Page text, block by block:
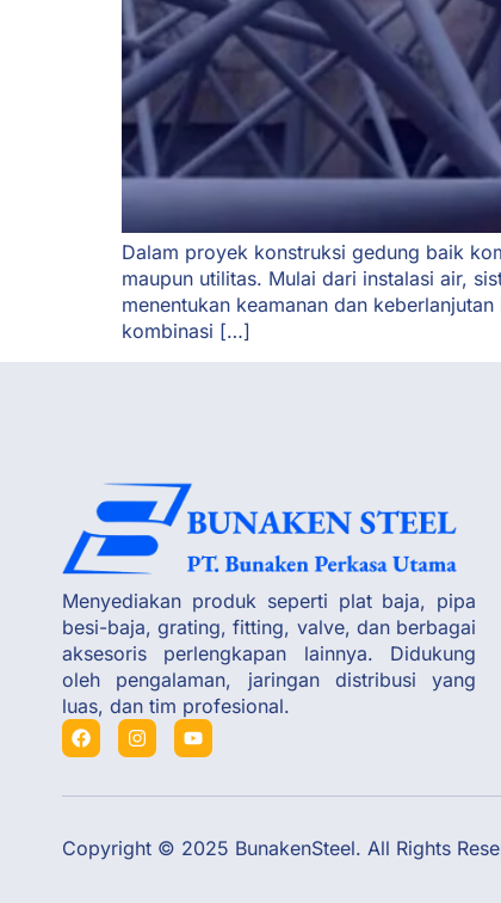
Dalam proyek konstruksi gedung baik
maupun utilitas. Mulai dari instalasi air,
menentukan keamanan dan
kombinasi […]
Menyediakan produk seperti plat baja, pipa
besi-baja, grating, fitting, valve, dan berbagai
aksesoris perlengkapan lainnya. Didukung
oleh pengalaman, jaringan distribusi yang
luas, dan tim profesional.
Copyright © 2025 BunakenSteel. All Rights